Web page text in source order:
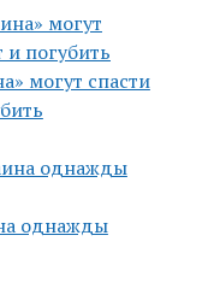
могут спасти
однажды